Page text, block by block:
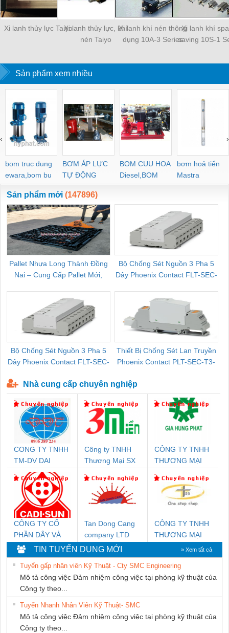
Xi lanh thủy lực TaiyoXi lanh thủy lực, khí
nén Taiyo
Xi lanh khí nén thông
dụng 10A-3 Series
Xi lanh khí
saving 10S-1
Sản phẩm xem nhiều
bom truc dung
ewara,bom bu
ewara
BƠM ÁP LỰC
TỰ ĐỘNG
BOM CUU HOA
Diesel,BOM
CHUA CHAY
bơm hoả tiển
Mastra
‹ ›
Sản phẩm mới (147896)
Pallet Nhựa Long Thành Đồng
Nai – Cung Cấp Pallet Mới,
Bộ Chống Sét Nguồn 3 Pha 5
Dây Phoenix Contact FLT-SEC-
Bộ Chống Sét Nguồn 3 Pha 5
Dây Phoenix Contact FLT-SEC-
Thiết Bị Chống Sét Lan Truyền
Phoenix Contact PLT-SEC-T3-
Nhà cung cấp chuyên nghiệp
CONG TY TNHH
TM-DV DAI
DONG THANH
Công ty TNHH
Thương Mại SX
CÔNG TY TNHH
THƯƠNG MẠI
THUẬT ĐIỆN CƠ
GIA HƯNG
PHÁT
CÔNG TY CỔ
PHẦN DÂY VÀ
CÁP ĐIỆN
THƯỢNG ĐÌNH
Tan Dong Cang
company LTD
CÔNG TY TNHH
THƯƠNG MẠI
THIÊN ÂN VIỆT
NAM
TIN TUYỂN DỤNG MỚI » Xem tất cả
Tuyển gấp nhân viên Kỹ Thuật - Cty SMC Engineering
Mô tả công việc Đảm nhiệm công việc tại phòng kỹ thuật của
Công ty theo...
Tuyển Nhanh Nhân Viên Kỹ Thuật- SMC
Mô tả công việc Đảm nhiệm công việc tại phòng kỹ thuật của
Công ty theo...